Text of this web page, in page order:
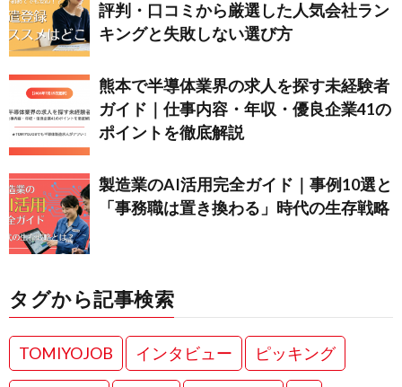
評判・口コミから厳選した人気会社ラン
キングと失敗しない選び方
熊本で半導体業界の求人を探す未経験者
ガイド｜仕事内容・年収・優良企業41の
ポイントを徹底解説
製造業のAI活用完全ガイド｜事例10選と
「事務職は置き換わる」時代の生存戦略
タグから記事検索
TOMIYOJOB インタビュー ピッキング